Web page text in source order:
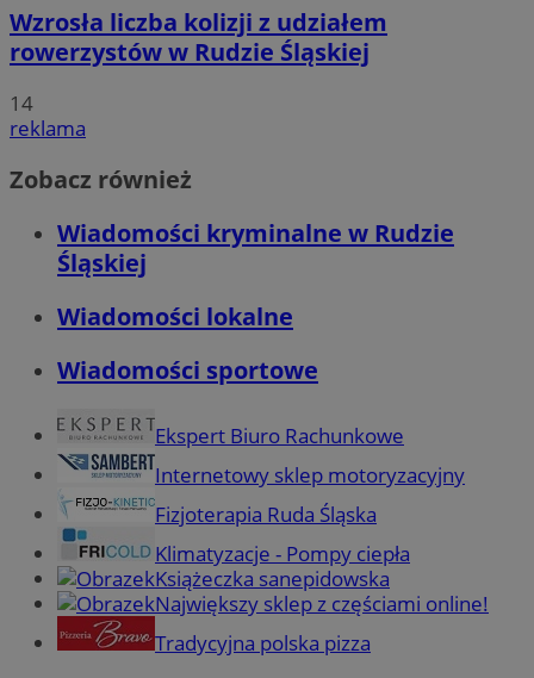
Wzrosła liczba kolizji z udziałem
rowerzystów w Rudzie Śląskiej
14
reklama
Zobacz również
Wiadomości kryminalne w Rudzie
Śląskiej
Wiadomości lokalne
Wiadomości sportowe
Ekspert Biuro Rachunkowe
Internetowy sklep motoryzacyjny
Fizjoterapia Ruda Śląska
Klimatyzacje - Pompy ciepła
Książeczka sanepidowska
Największy sklep z częściami online!
Tradycyjna polska pizza